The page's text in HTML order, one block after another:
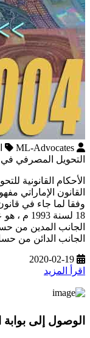
ML-Advocates
التحويل المصرفي في
الأحكام القانونية
القانون الإماراتي
وفقا لما جاء في
18 لسنة
الجانب المدين من
الجانب الدائن من
2020-02-19
اقرأ المزيد
الوصول إلى بوابة